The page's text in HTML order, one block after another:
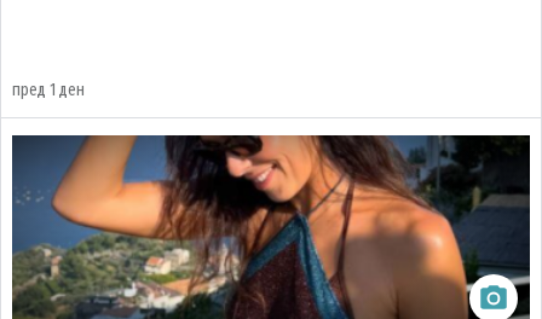
пред 1 ден